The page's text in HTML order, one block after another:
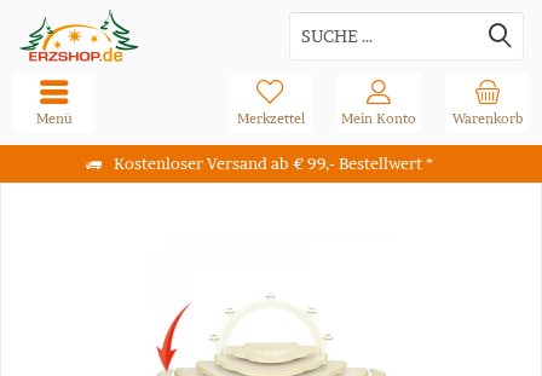
Kostenloser Versand ab € 99,- Bestellwert *
Warenkorb
Merkzettel Mein Konto
Menü